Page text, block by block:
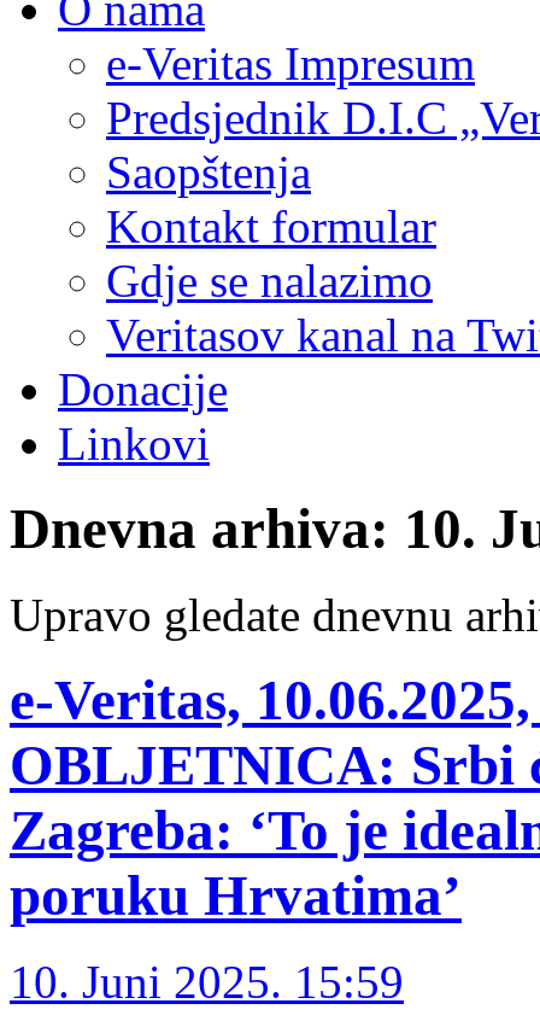
e-Veritas Impresum
Predsjednik D.I.C
Saopštenja
Kontakt formular
Gdje se nalazimo
Veritasov kanal na
Donacije
Linkovi
Dnevna arhiva: 10.
Upravo gledate dnevnu
e-Veritas,
OBLJETNICA: Srbi
Zagreba: ‘To je
poruku Hrvatima’
10. Juni 2025. 15:59